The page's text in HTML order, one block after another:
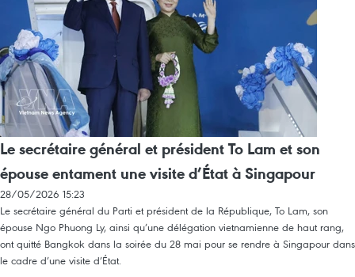
Le secrétaire général et président To Lam et son
épouse entament une visite d’État à Singapour
28/05/2026 15:23
Le secrétaire général du Parti et président de la République, To Lam, son
épouse Ngo Phuong Ly, ainsi qu’une délégation vietnamienne de haut rang,
ont quitté Bangkok dans la soirée du 28 mai pour se rendre à Singapour dans
le cadre d’une visite d’État.